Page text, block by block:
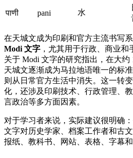
पाणी pani 水
在天城文成为印刷和官方主流书写
Modi 文字 ，尤其用于行政、商业和
关于 Modi 文字的研究指出，在大约
天城文逐渐成为马拉地语唯一的标
则从日常官方生活中消失。这一转
化，还涉及印刷技术、行政管理、
言政治等多方面因素。
对于学习者来说，实际建议很明确
文字对历史学家、档案工作者和古
报纸、教科书、网站、表格、字幕